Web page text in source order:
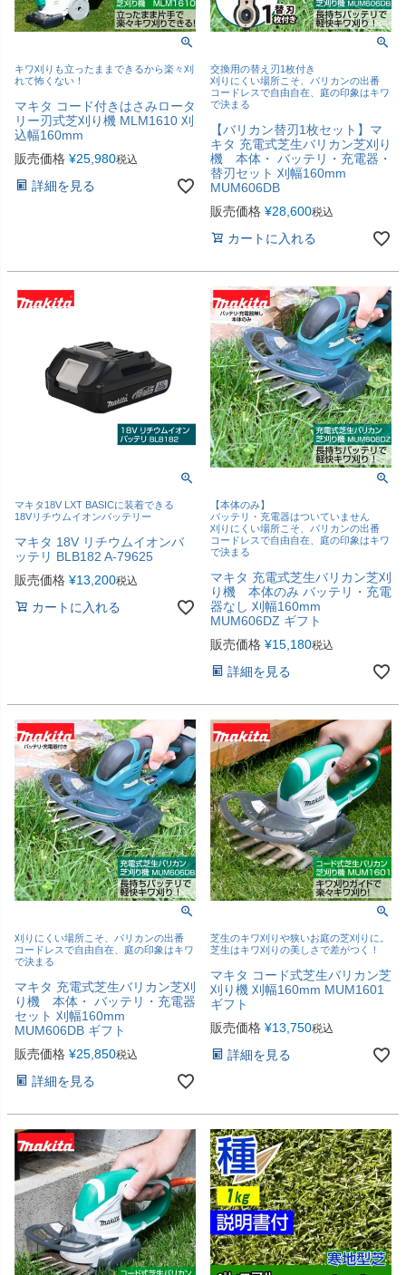
キワ刈りも立ったままできるから楽々刈
れて怖くない！
マキタ コード付きはさみロータ
リー刃式芝刈り機 MLM1610 刈
込幅160mm
販売価格 ¥25,980税込
詳細を見る
交換用の替え刃1枚付き
刈りにくい場所こそ、バリカンの出番
コードレスで自由自在、庭の印象はキワ
で決まる
【バリカン替刃1枚セット】マ
キタ 充電式芝生バリカン芝刈り
機 本体・ バッテリ・充電器・
替刃セット 刈幅160mm
MUM606DB
販売価格 ¥28,600税込
カートに入れる
マキタ18V LXT BASICに装着できる
18Vリチウムイオンバッテリー
マキタ 18V リチウムイオンバ
ッテリ BLB182 A-79625
販売価格 ¥13,200税込
カートに入れる
【本体のみ】
バッテリ・充電器はついていません
刈りにくい場所こそ、バリカンの出番
コードレスで自由自在、庭の印象はキワ
で決まる
マキタ 充電式芝生バリカン芝刈
り機 本体のみ バッテリ・充電
器なし 刈幅160mm
MUM606DZ ギフト
販売価格 ¥15,180税込
詳細を見る
刈りにくい場所こそ、バリカンの出番
コードレスで自由自在、庭の印象はキワ
で決まる
マキタ 充電式芝生バリカン芝刈
り機 本体・ バッテリ・充電器
セット 刈幅160mm
MUM606DB ギフト
販売価格 ¥25,850税込
詳細を見る
芝生のキワ刈りや狭いお庭の芝刈りに。
芝生はキワ刈りの美しさで差がつく！
マキタ コード式芝生バリカン芝
刈り機 刈幅160mm MUM1601
ギフト
販売価格 ¥13,750税込
詳細を見る